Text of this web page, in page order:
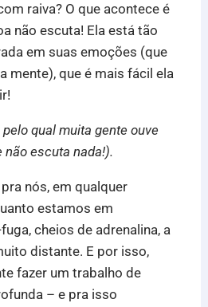
raiva? O que acontece é
não escuta! Ela está tão
em suas emoções (que
mente), que é mais fácil ela
qual muita gente ouve
não escuta nada!).
nós, em qualquer
estamos em
cheios de adrenalina, a
distante. E por isso,
fazer um trabalho de
– e pra isso